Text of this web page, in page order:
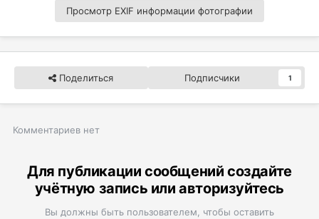
Просмотр EXIF информации фотографии
Поделиться Подписчики 1
Комментариев нет
Для публикации сообщений создайте
учётную запись или авторизуйтесь
Вы должны быть пользователем, чтобы оставить